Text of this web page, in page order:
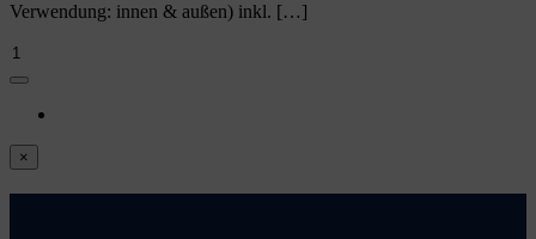
Verwendung: innen & außen) inkl. […]
Aluminiumtraverse
Menge
Close
product
quick
×